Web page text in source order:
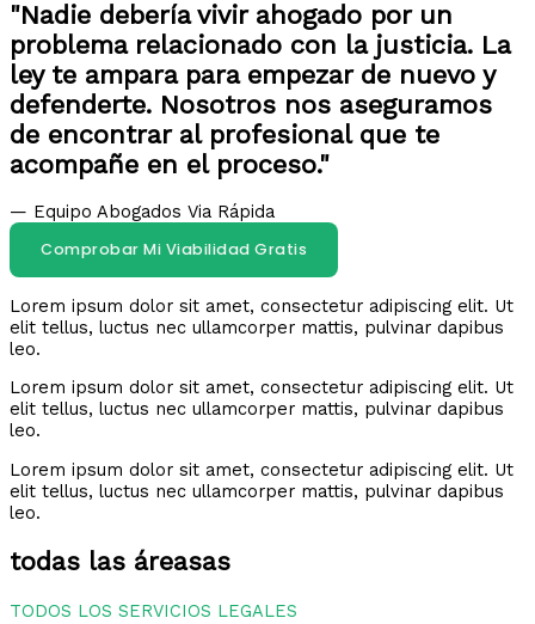
"Nadie debería vivir ahogado por un
problema relacionado con la justicia. La
ley te ampara para empezar de nuevo y
defenderte. Nosotros nos aseguramos
de encontrar al profesional que te
acompañe en el proceso."
— Equipo Abogados Via Rápida
Comprobar Mi Viabilidad Gratis
Lorem ipsum dolor sit amet, consectetur adipiscing elit. Ut
elit tellus, luctus nec ullamcorper mattis, pulvinar dapibus
leo.
Lorem ipsum dolor sit amet, consectetur adipiscing elit. Ut
elit tellus, luctus nec ullamcorper mattis, pulvinar dapibus
leo.
Lorem ipsum dolor sit amet, consectetur adipiscing elit. Ut
elit tellus, luctus nec ullamcorper mattis, pulvinar dapibus
leo.
todas las áreasas
TODOS LOS SERVICIOS LEGALES